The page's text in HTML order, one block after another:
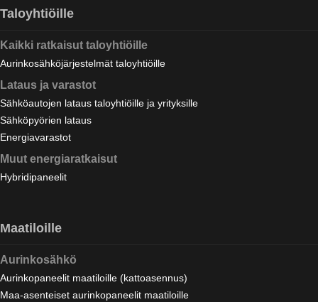
Taloyhtiöille
Kaikki ratkaisut taloyhtiöille
Aurinkosähköjärjestelmät taloyhtiöille
Lataus ja varastot
Sähköautojen lataus taloyhtiöille ja yrityksille
Sähköpyörien lataus
Energiavarastot
Muut energiaratkaisut
Hybridipaneelit
Maatiloille
Aurinkosähkö
Aurinkopaneelit maatiloille (kattoasennus)
Maa-asenteiset aurinkopaneelit maatiloille